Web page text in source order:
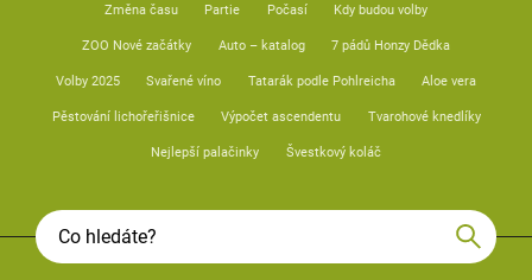
Změna času Partie Počasí Kdy budou volby
ZOO Nové začátky Auto – katalog 7 pádů Honzy Dědka
Volby 2025 Svařené víno Tatarák podle Pohlreicha Aloe vera
Pěstování lichořeřišnice Výpočet ascendentu Tvarohové knedlíky
Nejlepší palačinky Švestkový koláč